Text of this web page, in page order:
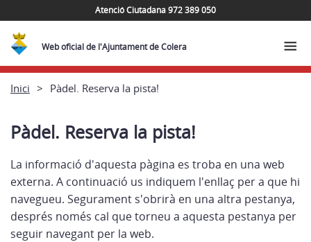
Atenció Ciutadana 972 389 050
Web oficial de l'Ajuntament de Colera
Inici Pàdel. Reserva la pista!
Pàdel. Reserva la pista!
La informació d'aquesta pàgina es troba en una web
externa. A continuació us indiquem l'enllaç per a que hi
navegueu. Segurament s'obrirà en una altra pestanya,
després només cal que torneu a aquesta pestanya per
seguir navegant per la web.